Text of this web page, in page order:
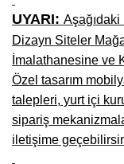
Ağrı Mobilyacılar,
Edirne
Erzincan
Yozgat Mobilya
UYARI:
Dizayn Siteler
İmalathanesine ve
Özel tasarım
talepleri, yurt içi
sipariş
iletişime